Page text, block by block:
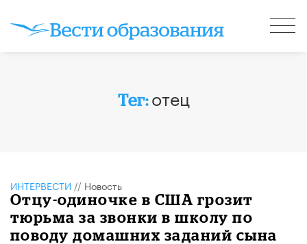
Тег:отец
ИНТЕРВЕСТИ // Новость
Отцу-одиночке в США грозит
тюрьма за звонки в школу по
поводу домашних заданий сына